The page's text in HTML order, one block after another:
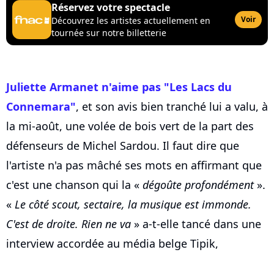
Réservez votre spectacle
Découvrez les artistes actuellement en
tournée sur notre billetterie
Voir
Juliette Armanet n'aime pas "Les Lacs du
Connemara", et son avis bien tranché lui a valu, à
la mi-août, une volée de bois vert de la part des
défenseurs de Michel Sardou. Il faut dire que
l'artiste n'a pas mâché ses mots en affirmant que
c'est une chanson qui la « dégoûte profondément».
« Le côté scout, sectaire, la musique est immonde.
C'est de droite. Rien ne va » a-t-elle tancé dans une
interview accordée au média belge Tipik,